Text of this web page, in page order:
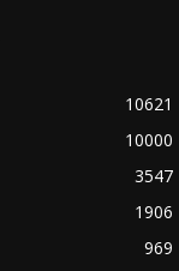
10621
10000
3547
1906
969